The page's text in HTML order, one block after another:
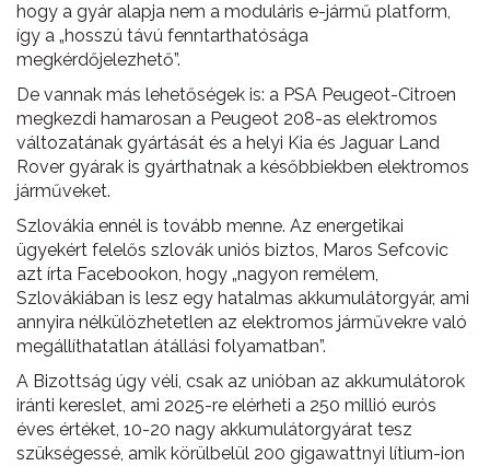
hogy a gyár alapja nem a moduláris e-jármű platform,
így a „hosszú távú fenntarthatósága
megkérdőjelezhető”.
De vannak más lehetőségek is: a PSA Peugeot-Citroen
megkezdi hamarosan a Peugeot 208-as elektromos
változatának gyártását és a helyi Kia és Jaguar Land
Rover gyárak is gyárthatnak a későbbiekben elektromos
járműveket.
Szlovákia ennél is tovább menne. Az energetikai
ügyekért felelős szlovák uniós biztos, Maros Sefcovic
azt írta Facebookon, hogy „nagyon remélem,
Szlovákiában is lesz egy hatalmas akkumulátorgyár, ami
annyira nélkülözhetetlen az elektromos járművekre való
megállíthatatlan átállási folyamatban”.
A Bizottság úgy véli, csak az unióban az akkumulátorok
iránti kereslet, ami 2025-re elérheti a 250 millió eurós
éves értéket, 10-20 nagy akkumulátorgyárat tesz
szükségessé, amik körülbelül 200 gigawattnyi lítium-ion